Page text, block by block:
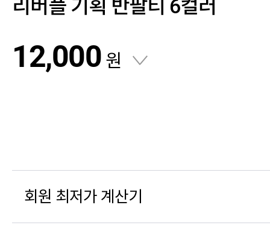
리버플 기획 반팔티 6컬러
12,000 원
회원 최저가 계산기